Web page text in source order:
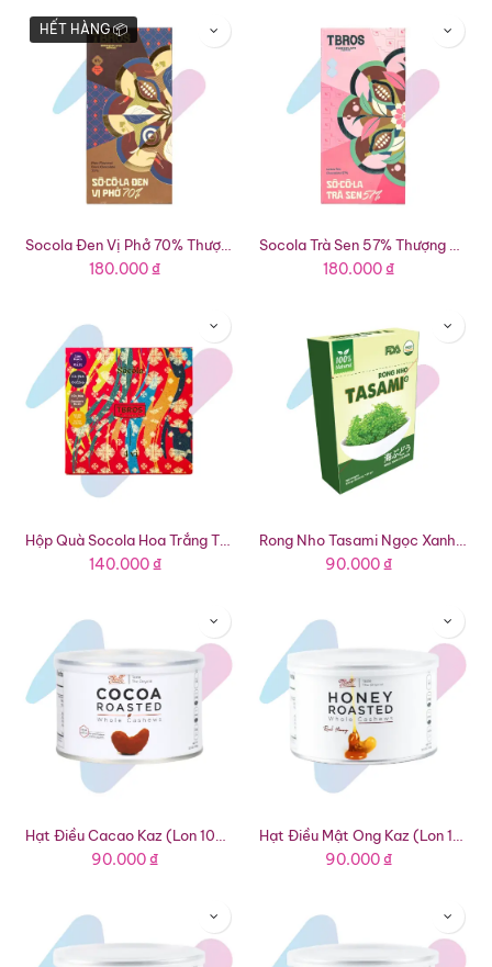
HẾT HÀNG 📦
180.000₫ 180.000₫
140.000₫ 90.000₫
90.000₫ 90.000₫